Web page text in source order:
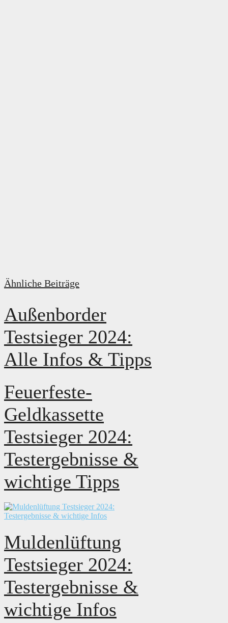
Ähnliche Beiträge
Außenborder
Testsieger 2024:
Alle Infos & Tipps
Feuerfeste-
Geldkassette
Testsieger 2024:
Testergebnisse &
wichtige Tipps
Muldenlüftung
Testsieger 2024:
Testergebnisse &
wichtige Infos